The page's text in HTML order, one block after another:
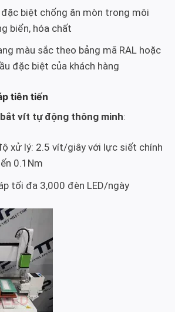
biệt chống ăn mòn trong môi
biển, hóa chất
màu sắc theo bảng mã RAL hoặc
đặc biệt của khách hàng
tiên tiến
vít tự động thông minh:
xử lý: 2.5 vít/giây với lực siết chính
0.1Nm
tối đa 3,000 đèn LED/ngày